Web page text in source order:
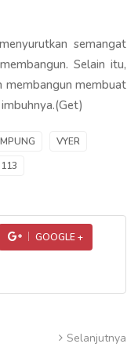
semangat
Selain itu,
membangun membuat
VYER
113
GOOGLE +
Selanjutnya